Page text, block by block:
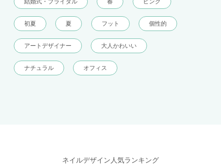
初夏 夏 フット 個性的
アートデザイナー 大人かわいい
ナチュラル オフィス
ネイルデザイン人気ランキング